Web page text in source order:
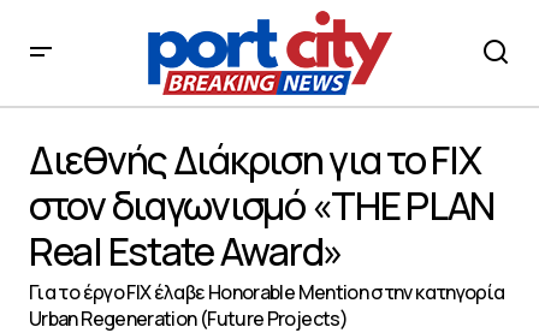
Real Estate Award»
Διεθνής Διάκριση για το FIX
στον διαγωνισμό «THE PLAN
Real Estate Award»
Για το έργο FIX έλαβε Honorable Mention στην κατηγορία
Urban Regeneration (Future Projects)